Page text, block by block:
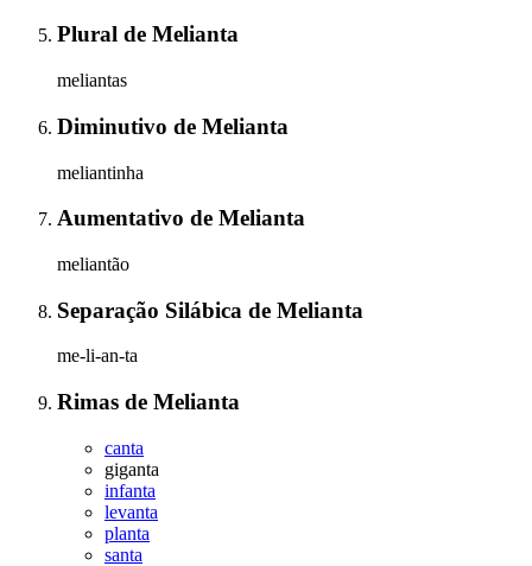
Plural de Melianta
meliantas
Diminutivo de Melianta
meliantinha
Aumentativo de Melianta
meliantão
Separação Silábica de Melianta
me-li-an-ta
Rimas de Melianta
canta
giganta
infanta
levanta
planta
santa